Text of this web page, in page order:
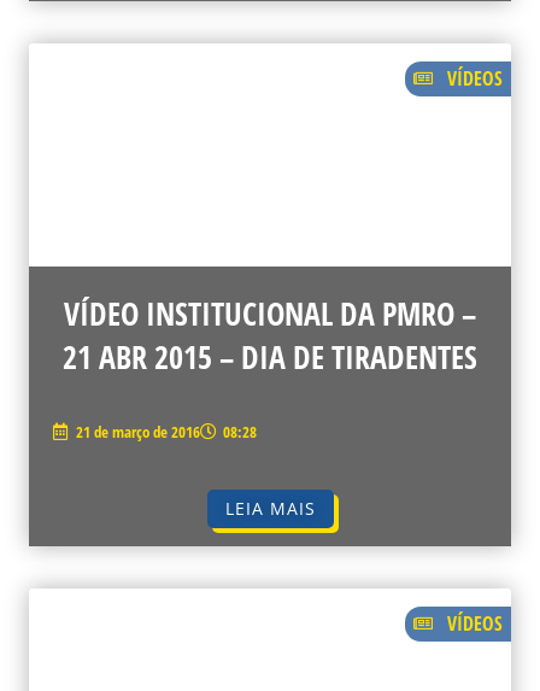
VÍDEOS
VÍDEO INSTITUCIONAL DA PMRO –
21 ABR 2015 – DIA DE TIRADENTES
21 de março de 2016 08:28
LEIA MAIS
VÍDEOS